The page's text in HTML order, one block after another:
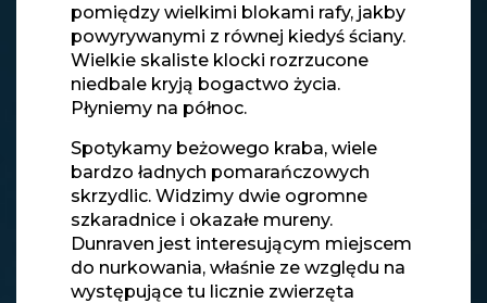
pomiędzy wielkimi blokami rafy, jakby
powyrywanymi z równej kiedyś ściany.
Wielkie skaliste klocki rozrzucone
niedbale kryją bogactwo życia.
Płyniemy na północ.
Spotykamy beżowego kraba, wiele
bardzo ładnych pomarańczowych
skrzydlic. Widzimy dwie ogromne
szkaradnice i okazałe mureny.
Dunraven jest interesującym miejscem
do nurkowania, właśnie ze względu na
występujące tu licznie zwierzęta